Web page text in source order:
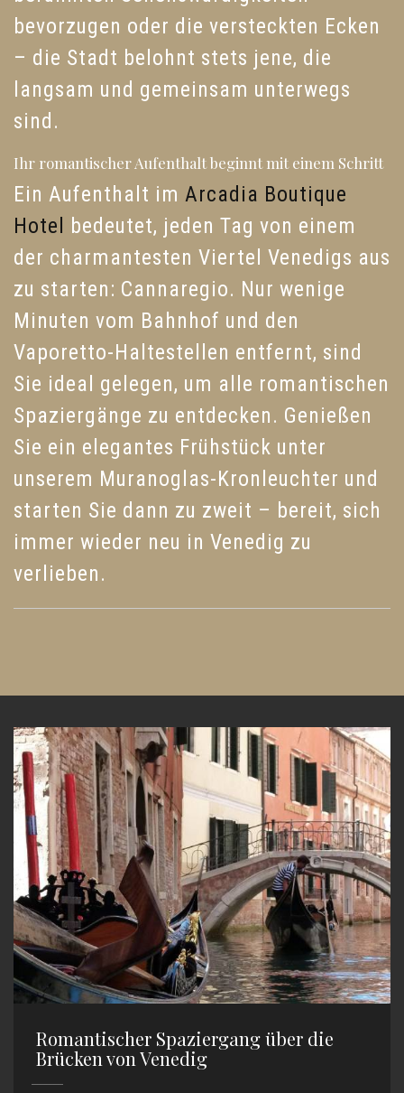
bevorzugen oder die versteckten Ecken
– die Stadt belohnt stets jene, die
langsam und gemeinsam unterwegs
sind.
Ihr romantischer Aufenthalt beginnt mit einem Schritt
Ein Aufenthalt im Arcadia Boutique
Hotel
bedeutet, jeden Tag von einem
der charmantesten Viertel Venedigs aus
zu starten: Cannaregio. Nur wenige
Minuten vom Bahnhof und den
Vaporetto-Haltestellen entfernt, sind
Sie ideal gelegen, um alle romantischen
Spaziergänge zu entdecken. Genießen
Sie ein elegantes Frühstück unter
unserem Muranoglas-Kronleuchter und
starten Sie dann zu zweit – bereit, sich
immer wieder neu in Venedig zu
verlieben.
Romantischer Spaziergang über die
Brücken von Venedig